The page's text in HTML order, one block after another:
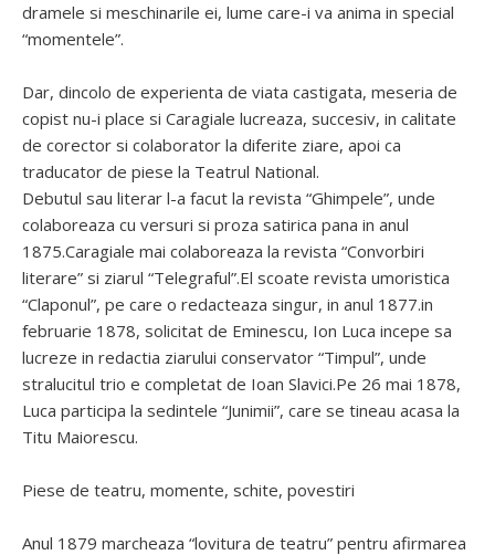
dramele si meschinarile ei, lume care-i va anima in special
“momentele”.
Dar, dincolo de experienta de viata castigata, meseria de
copist nu-i place si Caragiale lucreaza, succesiv, in calitate
de corector si colaborator la diferite ziare, apoi ca
traducator de piese la Teatrul National.
Debutul sau literar l-a facut la revista “Ghimpele”, unde
colaboreaza cu versuri si proza satirica pana in anul
1875.Caragiale mai colaboreaza la revista “Convorbiri
literare” si ziarul “Telegraful”.El scoate revista umoristica
“Claponul”, pe care o redacteaza singur, in anul 1877.in
februarie 1878, solicitat de Eminescu, Ion Luca incepe sa
lucreze in redactia ziarului conservator “Timpul”, unde
stralucitul trio e completat de Ioan Slavici.Pe 26 mai 1878,
Luca participa la sedintele “Junimii”, care se tineau acasa la
Titu Maiorescu.
Piese de teatru, momente, schite, povestiri
Anul 1879 marcheaza “lovitura de teatru” pentru afirmarea